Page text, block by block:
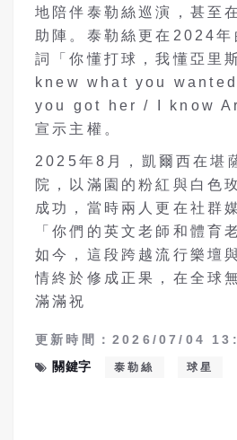
地陪伴泰勒絲巡演，甚至
助陣。泰勒絲更在2024年
詞「你懂打球，我懂亞里
knew what you
you got her / I know
宣示主權。
2025年8月，凱爾西在堪
院，以滿園的粉紅與白色
成功，當時兩人更在社群
「你們的英文老師和體育
如今，這段跨越流行樂壇
情終於修成正果，在全球
滿滿祝
更新時間：2026/07/04
關鍵字
泰勒絲 球星